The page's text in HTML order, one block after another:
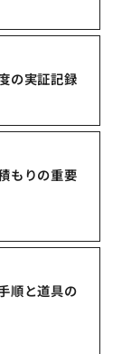
の実証記録
もりの重要
順と道具の